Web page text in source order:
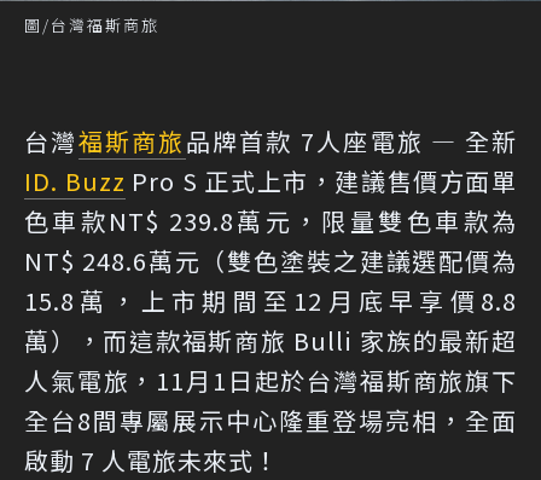
圖/台灣福斯商旅
台灣福斯商旅品牌首款 7人座電旅 — 全新
ID. Buzz Pro S 正式上市，建議售價方面單
色車款NT$ 239.8萬元，限量雙色車款為
NT$ 248.6萬元（雙色塗裝之建議選配價為
15.8萬，上市期間至12月底早享價8.8
萬），而這款福斯商旅 Bulli 家族的最新超
人氣電旅，11月1日起於台灣福斯商旅旗下
全台8間專屬展示中心隆重登場亮相，全面
啟動 7 人電旅未來式！